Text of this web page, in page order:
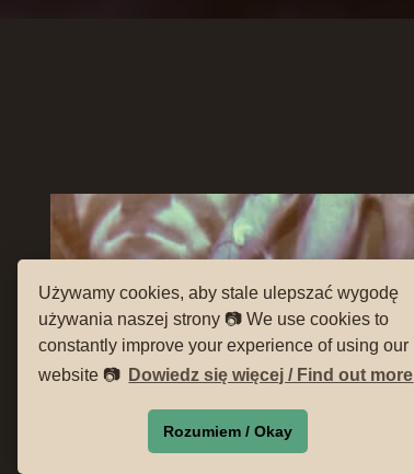
Używamy cookies, aby stale ulepszać wygodę
używania naszej strony 📷 We use cookies to
constantly improve your experience of using our
website 📷 Dowiedz się więcej / Find out more
Rozumiem / Okay